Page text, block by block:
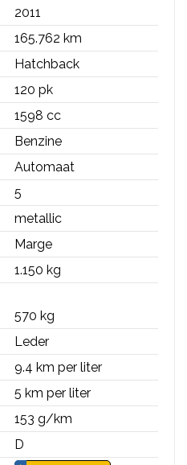
2011
165.762 km
Hatchback
120 pk
1598 cc
Benzine
Automaat
5
metallic
Marge
1.150 kg
570 kg
Leder
9.4 km per liter
5 km per liter
153 g/km
D